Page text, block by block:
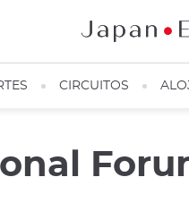
CIRCUITOS